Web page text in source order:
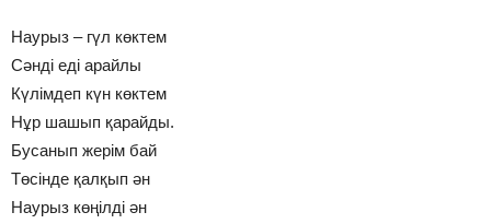
Наурыз – гүл көктем
Сәнді еді арайлы
Күлімдеп күн көктем
Нұр шашып қарайды.
Бусанып жерім бай
Төсінде қалқып ән
Наурыз көңілді ән